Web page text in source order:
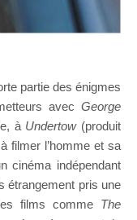
partie des énigmes
avec George
à Undertow(produit
filmer l’homme et sa
cinéma indépendant
étrangement pris une
films comme The